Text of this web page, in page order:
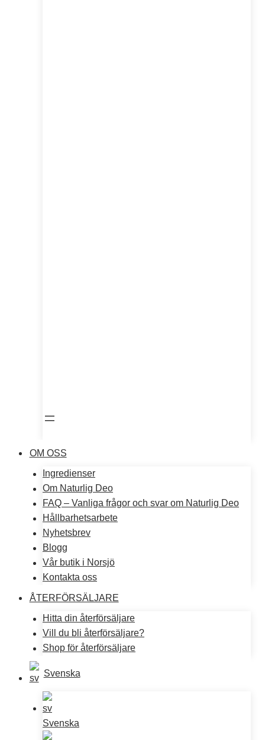
OM OSS
Ingredienser
Om Naturlig Deo
FAQ – Vanliga frågor och svar om Naturlig Deo
Hållbarhetsarbete
Nyhetsbrev
Blogg
Vår butik i Norsjö
Kontakta oss
ÅTERFÖRSÄLJARE
Hitta din återförsäljare
Vill du bli återförsäljare?
Shop för återförsäljare
Svenska
Svenska